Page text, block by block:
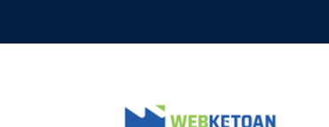
thuế mới